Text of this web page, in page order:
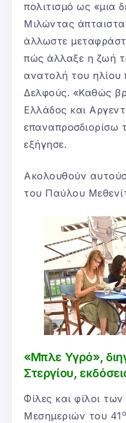
πολιτισμό ως «μια
Μιλώντας άπταιστα
άλλωστε
πώς άλλαξε η ζωή
ανατολή του
Δελφούς. «Καθώς
Ελλάδος και
επαναπροσδιορίσω
εξήγησε.
Ακολουθούν
του Παύλου
«Μπλε Υγρό»,
Στεργίου,
Φίλες και φίλοι
Μεσημεριών του 41